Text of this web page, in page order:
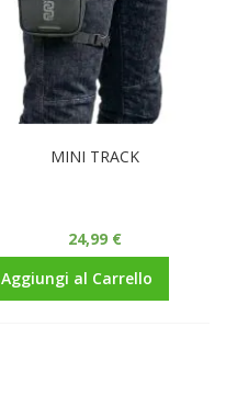
MINI TRACK
24,99 €
Aggiungi al Carrello